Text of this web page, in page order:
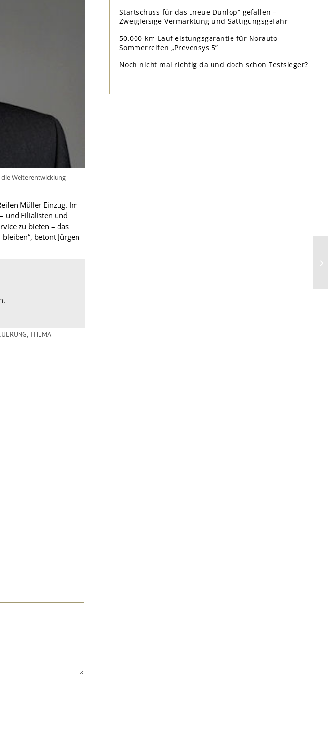
die Weiterentwicklung
Müller Einzug. Im
– und Filialisten und
zu bieten – das
betont Jürgen
,THEMA
Startschuss für das „neue Dunlop“ gefallen –
Zweigleisige Vermarktung und Sättigungsgefahr
50.000-km-Laufleistungsgarantie für Norauto-
Sommerreifen „Prevensys 5”
Noch nicht mal richtig da und doch schon Testsieger?